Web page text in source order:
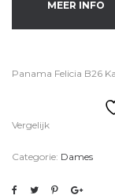
MEER INFO
Panama Felicia B26
Vergelijk
Categorie: Dames